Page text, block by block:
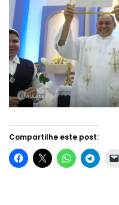
Compartilhe este post: